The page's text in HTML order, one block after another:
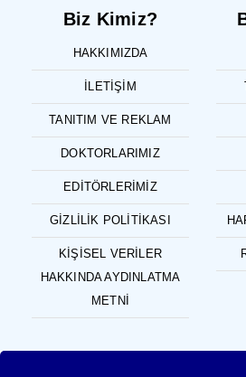
Biz Kimiz?
HAKKIMIZDA
İLETIŞIM
TANITIM VE REKLAM
DOKTORLARIMIZ
EDITÖRLERIMIZ
GIZLILIK POLITIKASI
KIŞISEL VERILER
HAKKINDA AYDINLATMA
METNI